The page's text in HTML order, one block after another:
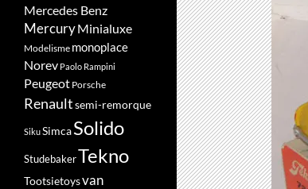
Mercedes Benz
MercuryMinialuxe
Modelisme monoplace
Norev Paolo Rampini
Peugeot Porsche
Renaultsemi-remorque
SikuSimcaSolido
StudebakerTekno
Tootsietoysvan